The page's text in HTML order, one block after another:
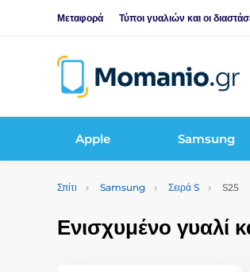
Μεταφορά Τύποι γυαλιών και οι
Apple Samsung
Σπίτι Samsung Σειρά S S25
Ενισχυμένο γυαλί